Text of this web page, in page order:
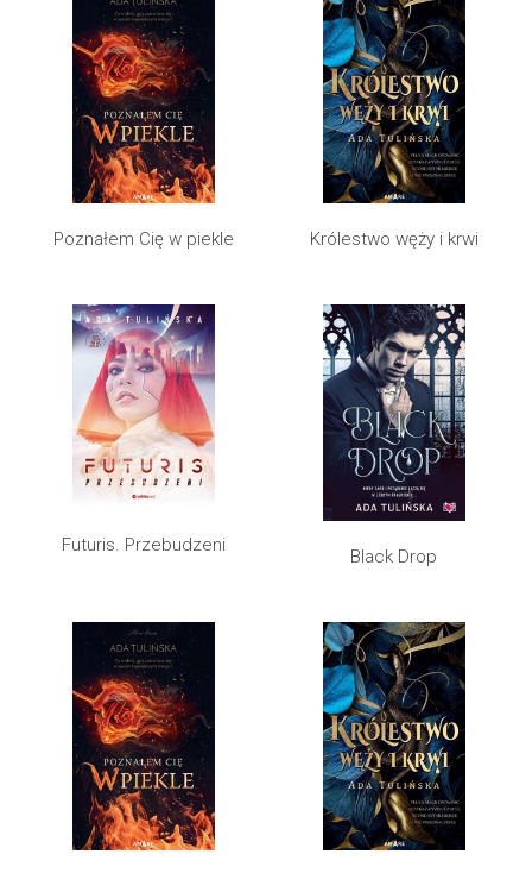
Poznałem Cię w piekle Królestwo węży i krwi
Futuris. Przebudzeni
Black Drop